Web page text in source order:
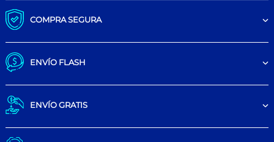
COMPRA SEGURA
ENVÍO FLASH
ENVÍO GRATIS